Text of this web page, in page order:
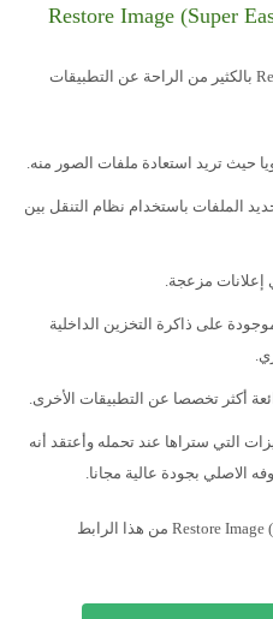
يتميز تطبيق Restore Image (Super Easy) بالكثير من الراحة عن التطبيقات
حيث تريد استعادة ملفات الصور منه.
الملفات باستخدام نظام التنقل بين
إعلانات مزعجة.
على ذاكرة التخزين الداخلية
أكثر تخصصا عن التطبيقات الأخرى.
التي ستراها عند تحمله وأعتقد أنه
الاصلي بجودة عالية مجانا.
كما يمكنكم تحميل تطبيق Restore Image (Super Easy) من هذا الرابط